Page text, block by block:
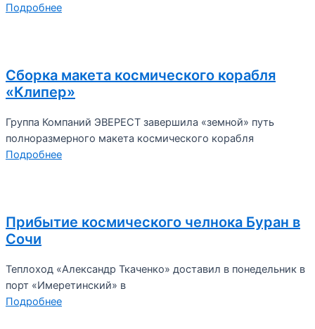
Подробнее
Сборка макета космического корабля
«Клипер»
Группа Компаний ЭВЕРЕСТ завершила «земной» путь
полноразмерного макета космического корабля
Подробнее
Прибытие космического челнока Буран в
Сочи
Теплоход «Александр Ткаченко» доставил в понедельник в
порт «Имеретинский» в
Подробнее